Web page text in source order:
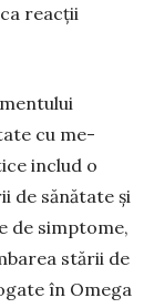
reacții
cu me­
includ o
de sănătate și
de simptome,
stării de
în Omega